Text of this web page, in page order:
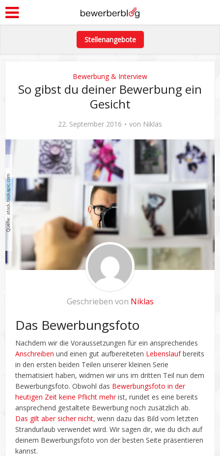
Stellenangebote
Bewerbung & Interview
So gibst du deiner Bewerbung ein
Gesicht
22. September 2016 von Niklas
Geschrieben von Niklas
Das Bewerbungsfoto
Nachdem wir die Voraussetzungen für ein ansprechendes
Anschreiben und einen gut aufbereiteten Lebenslaufbereits
in den ersten beiden Teilen unserer kleinen Serie
thematisiert haben, widmen wir uns im dritten Teil nun dem
Bewerbungsfoto. Obwohl das Bewerbungsfoto in der
heutigen Zeit keine Pflicht mehrist, rundet es eine bereits
ansprechend gestaltete Bewerbung noch zusätzlich ab.
Das gilt aber sicher nicht, wenn dazu das Bild vom letzten
Strandurlaub verwendet wird. Wir sagen dir, wie du dich auf
deinem Bewerbungsfoto von der besten Seite präsentieren
kannst.